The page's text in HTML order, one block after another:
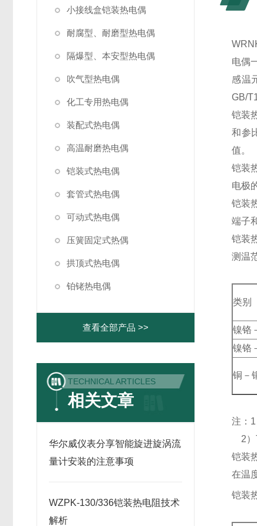
小接线盒铠装热电偶
耐腐型、耐磨型热电偶
隔爆型、本安型热电偶
吹气型热电偶
化工专用热电偶
装配式热电偶
高温耐磨热电偶
铠装式热电偶
套管式热电偶
可动式热电偶
压簧固定式热偶
拱顶式热电偶
铂铑热电偶
查看全部产品 >>
TECHNICAL ARTICLES
相关文章
华尔威仪表分享智能旋进旋涡流
量计安装的注意事项
WZPK-130/336铠装热电阻技术
解析
电偶
感温
GB/
铠装
和参
值。
铠装
电极
铠装
端子
铠装
测温
类别
镍铬
镍铬
铜－
注：1
2）
铠装
在温
铠装